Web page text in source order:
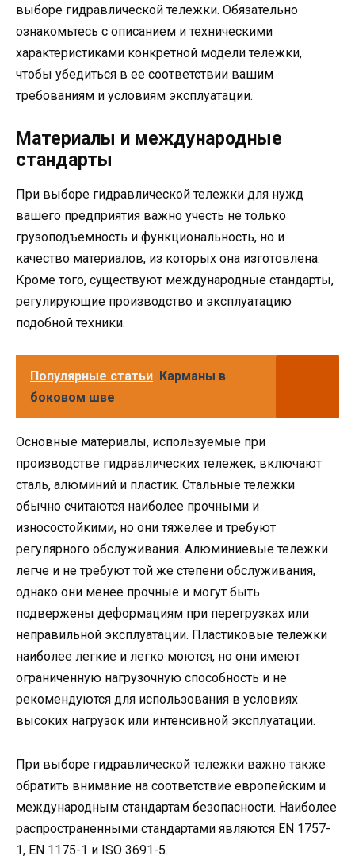
выборе гидравлической тележки. Обязательно
ознакомьтесь с описанием и техническими
характеристиками конкретной модели тележки,
чтобы убедиться в ее соответствии вашим
требованиям и условиям эксплуатации.
Материалы и международные
стандарты
При выборе гидравлической тележки для нужд
вашего предприятия важно учесть не только
грузоподъемность и функциональность, но и
качество материалов, из которых она изготовлена.
Кроме того, существуют международные стандарты,
регулирующие производство и эксплуатацию
подобной техники.
Популярные статьи Карманы в
боковом шве
Основные материалы, используемые при
производстве гидравлических тележек, включают
сталь, алюминий и пластик. Стальные тележки
обычно считаются наиболее прочными и
износостойкими, но они тяжелее и требуют
регулярного обслуживания. Алюминиевые тележки
легче и не требуют той же степени обслуживания,
однако они менее прочные и могут быть
подвержены деформациям при перегрузках или
неправильной эксплуатации. Пластиковые тележки
наиболее легкие и легко моются, но они имеют
ограниченную нагрузочную способность и не
рекомендуются для использования в условиях
высоких нагрузок или интенсивной эксплуатации.
При выборе гидравлической тележки важно также
обратить внимание на соответствие европейским и
международным стандартам безопасности. Наиболее
распространенными стандартами являются EN 1757-
1, EN 1175-1 и ISO 3691-5.